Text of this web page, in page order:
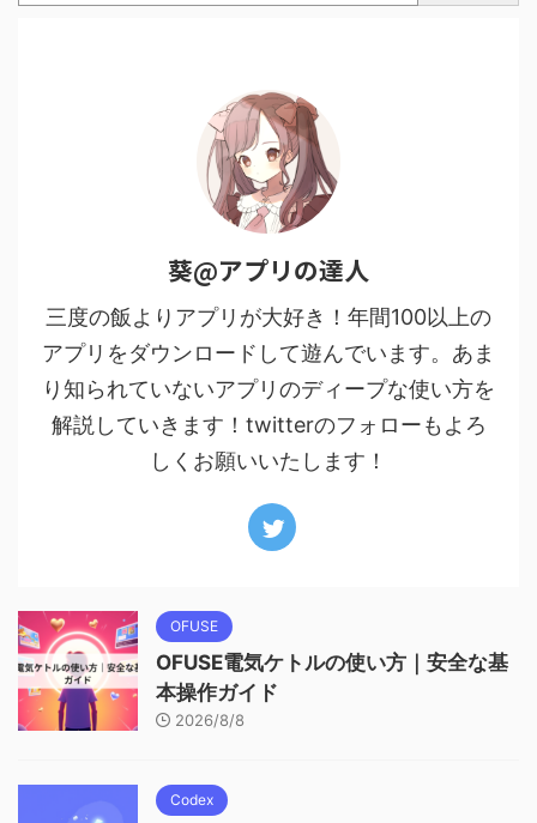
葵@アプリの達人
三度の飯よりアプリが大好き！年間100以上の
アプリをダウンロードして遊んでいます。あま
り知られていないアプリのディープな使い方を
解説していきます！twitterのフォローもよろ
しくお願いいたします！
OFUSE
OFUSE電気ケトルの使い方｜安全な基
本操作ガイド
2026/8/8
Codex